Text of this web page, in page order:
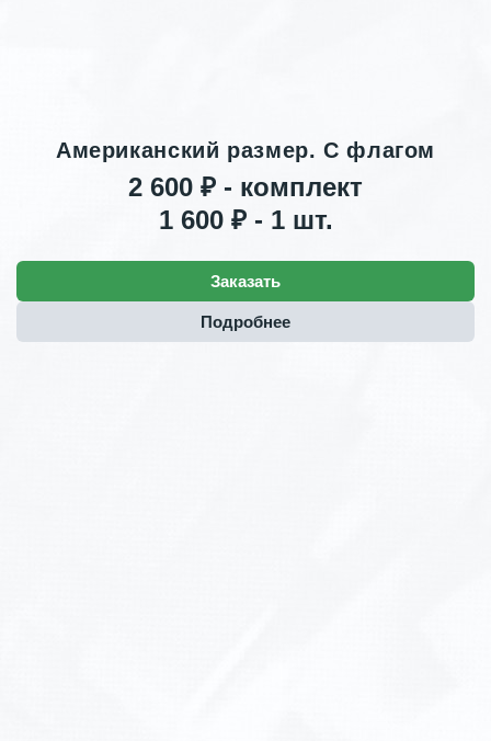
Американский размер. С флагом
2 600 ₽ - комплект
1 600 ₽ - 1 шт.
Заказать
Подробнее